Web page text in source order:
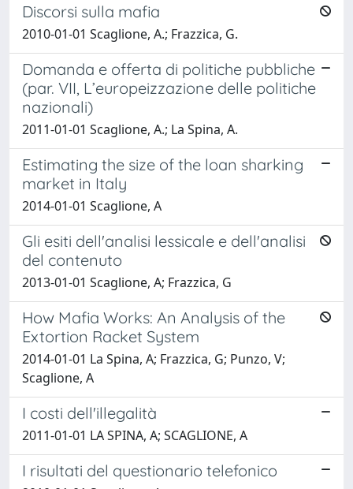
Discorsi sulla mafia
2010-01-01 Scaglione, A.; Frazzica, G.
Domanda e offerta di politiche pubbliche
(par. VII, L’europeizzazione delle politiche
nazionali)
2011-01-01 Scaglione, A.; La Spina, A.
Estimating the size of the loan sharking
market in Italy
2014-01-01 Scaglione, A
Gli esiti dell'analisi lessicale e dell'analisi
del contenuto
2013-01-01 Scaglione, A; Frazzica, G
How Mafia Works: An Analysis of the
Extortion Racket System
2014-01-01 La Spina, A; Frazzica, G; Punzo, V;
Scaglione, A
I costi dell'illegalità
2011-01-01 LA SPINA, A; SCAGLIONE, A
I risultati del questionario telefonico